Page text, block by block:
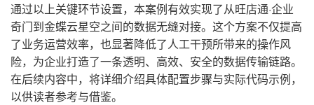
通过以上关键环节设置，本案例有效实现了从旺店通·企业
奇门到金蝶云星空之间的数据无缝对接。这个方案不仅提高
了业务运营效率，也显著降低了人工干预所带来的操作风
险，为企业打造了一条透明、高效、安全的数据传输链路。
在后续内容中，将详细介绍具体配置步骤与实际代码示例，
以供读者参考与借鉴。